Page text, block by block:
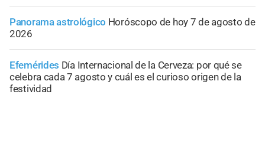
Panorama astrológico Horóscopo de hoy 7 de agosto de
2026
Efemérides Día Internacional de la Cerveza: por qué se
celebra cada 7 agosto y cuál es el curioso origen de la
festividad